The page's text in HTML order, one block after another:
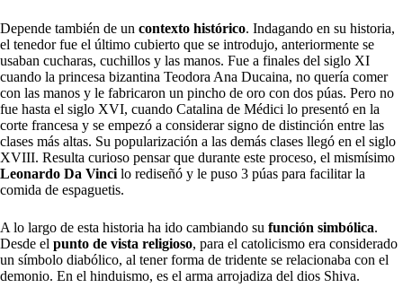
Depende también de un contexto histórico. Indagando en su historia,
el tenedor fue el último cubierto que se introdujo, anteriormente se
usaban cucharas, cuchillos y las manos. Fue a finales del siglo XI
cuando la princesa bizantina Teodora Ana Ducaina, no quería comer
con las manos y le fabricaron un pincho de oro con dos púas. Pero no
fue hasta el siglo XVI, cuando Catalina de Médici lo presentó en la
corte francesa y se empezó a considerar signo de distinción entre las
clases más altas. Su popularización a las demás clases llegó en el siglo
XVIII. Resulta curioso pensar que durante este proceso, el mismísimo
Leonardo Da Vinci lo rediseñó y le puso 3 púas para facilitar la
comida de espaguetis.
A lo largo de esta historia ha ido cambiando su función simbólica.
Desde el punto de vista religioso, para el catolicismo era considerado
un símbolo diabólico, al tener forma de tridente se relacionaba con el
demonio. En el hinduismo, es el arma arrojadiza del dios Shiva.